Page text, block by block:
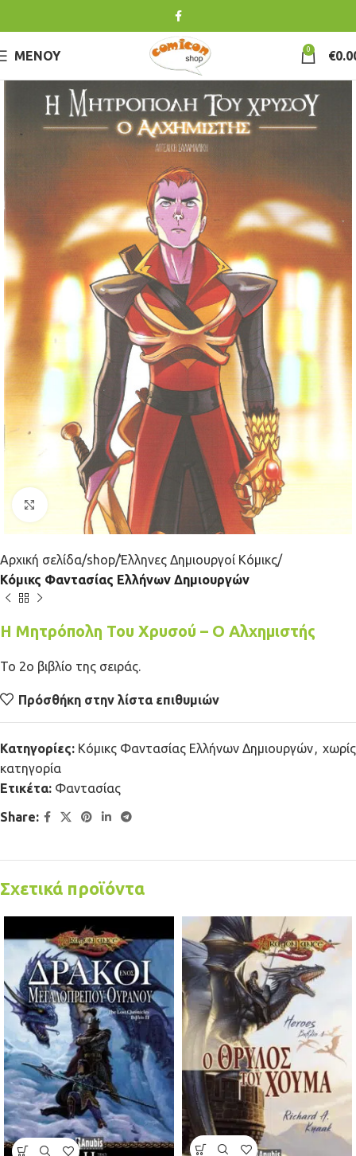
ΜΕΝΟΎ 0 €
Κλικ για μεγέθυνση
Αρχική σελίδα shop Έλληνες Δημιουργοί Κόμικς
Κόμικς Φαντασίας Ελλήνων Δημιουργών
Η Μητρόπολη Του Χρυσού – Ο Αλχημιστής
Το 2ο βιβλίο της σειράς.
Πρόσθήκη στην λίστα επιθυμιών
Κατηγορίες: Κόμικς Φαντασίας Ελλήνων Δημιουργών, χωρίς
κατηγορία
Ετικέτα: Φαντασίας
Share:
Σχετικά προϊόντα